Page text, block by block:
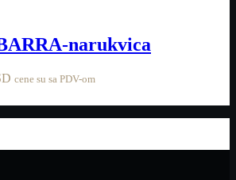
narukvica
cene su sa PDV-om